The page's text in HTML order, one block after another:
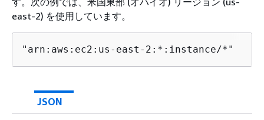
east-2) を使用しています。
"arn:aws:ec2:us-east-2:*:instance/*"
JSON